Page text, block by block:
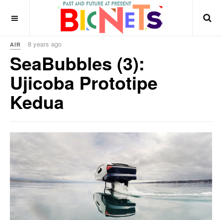
AIR 8 years ago
SeaBubbles (3):
Ujicoba Prototipe
Kedua